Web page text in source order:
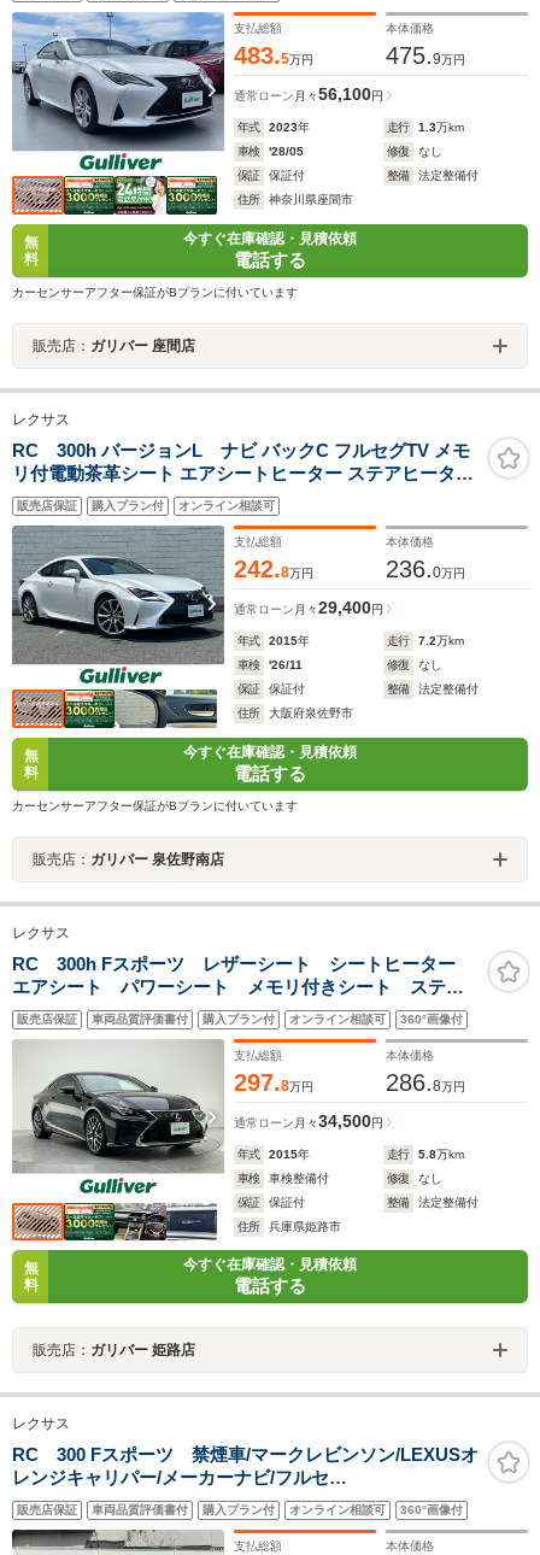
支払総額
483.5万円
本体価格
475.9万円
通常ローン 月々56,100円
年式 2023年 走行 1.3万km
車検
'28/05 修復
なし
保証
保証付 整備
法定整備付
住所
神奈川県座間市
無
料
今すぐ在庫確認・見積依頼
電話する
カーセンサーアフター保証がBプランに付いています
販売店： ガリバー 座間店
レクサス
RC 300h バージョンL ナビ バックC フルセグTV メモ
リ付電動茶革シート エアシートヒーター ステアヒーター
レーダークルーズコントロール パドルシフト BSM コー
ナーセンサー RCTA オートLEDライト フォグランプ 純正
17インチAW
販売店保証 購入プラン付 オンライン相談可
支払総額
242.8万円
本体価格
236.0万円
通常ローン 月々29,400円
年式 2015年 走行 7.2万km
車検
'26/11 修復
なし
保証
保証付 整備
法定整備付
住所
大阪府泉佐野市
無
料
今すぐ在庫確認・見積依頼
電話する
カーセンサーアフター保証がBプランに付いています
販売店： ガリバー 泉佐野南店
レクサス
RC 300h Fスポーツ レザーシート シートヒーター
エアシート パワーシート メモリ付きシート ステア
リングヒーター バックカメラ フルセグTV 横滑り防
止装置 BSM オートワイパー オートライト 衝突被
販売店保証 車両品質評価書付 購入プラン付 オンライン相談可 360°画像付
支払総額
297.8万円
本体価格
286.8万円
通常ローン 月々34,500円
年式 2015年 走行 5.8万km
車検
車検整備付 修復
なし
保証
保証付 整備
法定整備付
住所
兵庫県姫路市
無
料
今すぐ在庫確認・見積依頼
電話する
販売店： ガリバー 姫路店
レクサス
RC 300 Fスポーツ 禁煙車/マークレビンソン/LEXUSオ
レンジキャリパー/メーカーナビ/フルセ
グ/CD/DVD/SD/BT/USB/AUX/Miracast/バックカメラ/前
後ドラレコ/純正19インチAW/黒革/シートヒーター/エアシ
ート/PCS/LDA/ACC/三眼LED
販売店保証 車両品質評価書付 購入プラン付 オンライン相談可 360°画像付
支払総額 本体価格